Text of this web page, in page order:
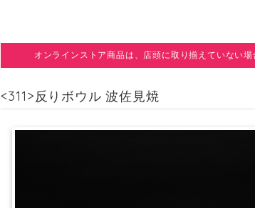
オンラインストア商品は、店頭に取り揃えていない
<311>反りボウル 波佐見焼